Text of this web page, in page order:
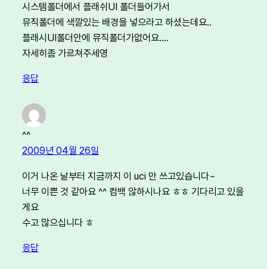
시스템폴더에서 플래쉬UI 폴더들어가서
뮤직폴더에 색깔있는 배경을 넣으라고 하셨는데요..
플래시UI폴더안에 뮤직폴더가없어요….
자세히좀 가르쳐주세영
응답
^^
2009년 04월 26일
이거 나온 날부터 지금까지 이 uci 만 쓰고있습니다~
너무 이쁜 것 같아요 ^^ 컴백 않하시나요 ㅎㅎ 기다리고 있을
게요
수고 많으십니다 ㅎ
응답